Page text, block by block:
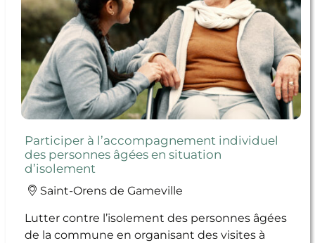
Participer à l’accompagnement individuel
des personnes âgées en situation
d’isolement
Saint-Orens de Gameville
Lutter contre l’isolement des personnes âgées
de la commune en organisant des visites à